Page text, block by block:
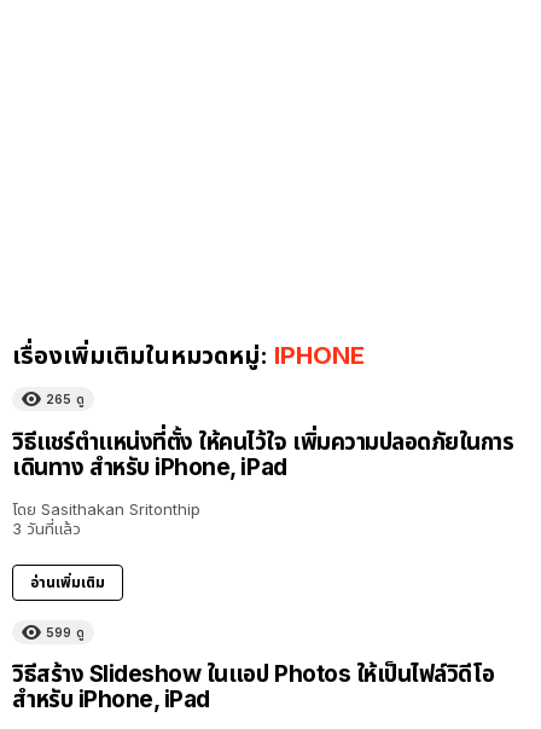
เรื่องเพิ่มเติมในหมวดหมู่: IPHONE
265 ดู
วิธีแชร์ตำแหน่งที่ตั้ง ให้คนไว้ใจ เพิ่มความปลอดภัยในการ
เดินทาง สำหรับ iPhone, iPad
โดย Sasithakan Sritonthip
3 วันที่แล้ว
อ่านเพิ่มเติม
599 ดู
วิธีสร้าง Slideshow ในแอป Photos ให้เป็นไฟล์วิดีโอ
สำหรับ iPhone, iPad